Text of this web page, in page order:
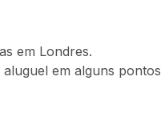
em Londres.
em alguns pontos